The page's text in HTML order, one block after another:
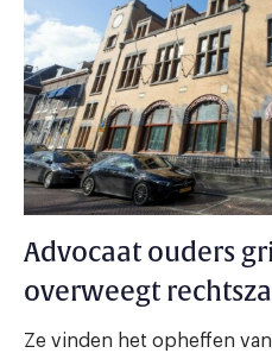
Advocaat ouders
overweegt
Ze vinden het opheffen